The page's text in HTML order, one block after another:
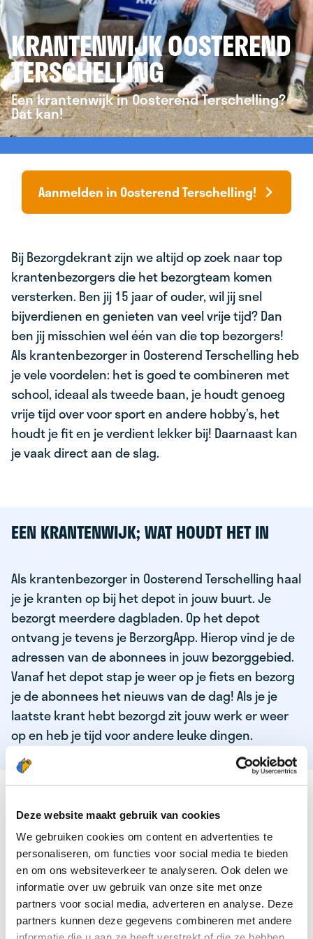
Deze website maakt gebruik van cookies
We gebruiken cookies om content en advertenties te
personaliseren, om functies voor social media te bieden
en om ons websiteverkeer te analyseren. Ook delen we
informatie over uw gebruik van onze site met onze
partners voor social media, adverteren en analyse. Deze
partners kunnen deze gegevens combineren met andere
KRANTENWIJK OOSTEREND
TERSCHELLING
Een krantenwijk in Oosterend Terschelling?
Dat kan!
Aanmelden in Oosterend Terschelling!
Bij Bezorgdekrant zijn we altijd op zoek naar top
krantenbezorgers die het bezorgteam komen
versterken. Ben jij 15 jaar of ouder, wil jij snel
bijverdienen en genieten van veel vrije tijd? Dan
ben jij misschien wel één van die top bezorgers!
Als krantenbezorger in Oosterend Terschelling heb
je vele voordelen: het is goed te combineren met
school, ideaal als tweede baan, je houdt genoeg
vrije tijd over voor sport en andere hobby’s, het
houdt je fit en je verdient lekker bij! Daarnaast kan
je vaak direct aan de slag.
EEN KRANTENWIJK; WAT HOUDT HET IN
Als krantenbezorger in Oosterend Terschelling haal
je je kranten op bij het depot in jouw buurt. Je
bezorgt meerdere dagbladen. Op het depot
ontvang je tevens je BerzorgApp. Hierop vind je de
adressen van de abonnees in jouw bezorggebied.
Vanaf het depot stap je weer op je fiets en bezorg
je de abonnees het nieuws van de dag! Als je je
laatste krant hebt bezorgd zit jouw werk er weer
op en heb je tijd voor andere leuke dingen.
DEZE KWALITEITEN HEEFT ONZE TOP
KRANTENBEZORGER
Je bent verantwoordelijk en zelfstandig
Je houdt van lekker bewegen in de frisse lucht
Je houdt vooral van fijn werk dat lekker bijverdient!
Je wordt blij van het bezorgen van het laatste nieuws